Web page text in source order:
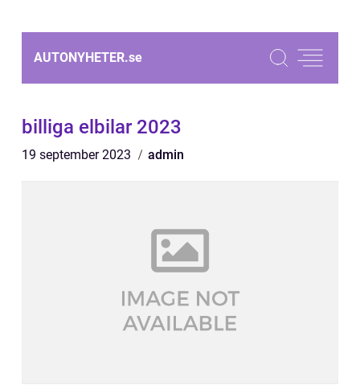
AUTONYHETER.se
billiga elbilar 2023
19 september 2023 admin